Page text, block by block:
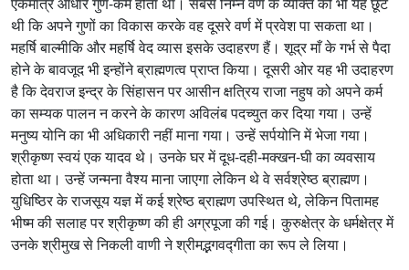
थी कि अपने गुणों का विकास करके वह दूसरे वर्ण में प्रवेश पा सकता था।
महर्षि बाल्मीकि और महर्षि वेद व्यास इसके उदाहरण हैं। शूद्र माँ के गर्भ से पैदा
होने के बावजूद भी इन्होंने ब्राह्मणत्व प्राप्त किया। दूसरी ओर यह भी उदाहरण
है कि देवराज इन्द्र के सिंहासन पर आसीन क्षत्रिय राजा नहुष को अपने कर्म
का सम्यक पालन न करने के कारण अविलंब पदच्युत कर दिया गया। उन्हें
मनुष्य योनि का भी अधिकारी नहीं माना गया। उन्हें सर्पयोनि में भेजा गया।
श्रीकृष्ण स्वयं एक यादव थे। उनके घर में दूध-दही-मक्खन-घी का व्यवसाय
होता था। उन्हें जन्मना वैश्य माना जाएगा लेकिन थे वे सर्वश्रेष्ठ ब्राह्मण।
युधिष्ठिर के राजसूय यज्ञ में कई श्रेष्ठ ब्राह्मण उपस्थित थे, लेकिन पितामह
भीष्म की सलाह पर श्रीकृष्ण की ही अग्रपूजा की गई। कुरुक्षेत्र के धर्मक्षेत्र में
उनके श्रीमुख से निकली वाणी ने श्रीमद्भगवद्गीता का रूप ले लिया।